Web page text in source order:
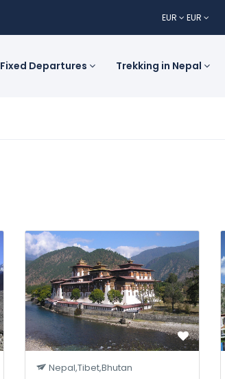
EUR EUR
Fixed Departures Trekking in Nepal
Nepal,Tibet,Bhutan